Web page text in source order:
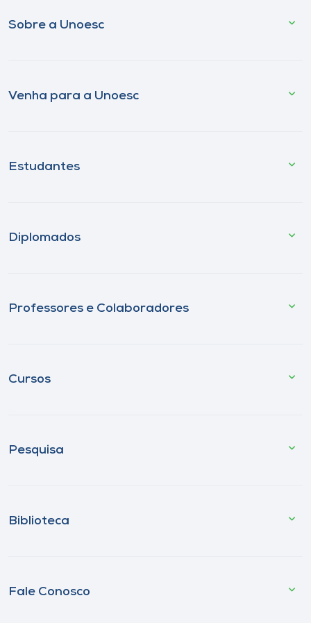
Sobre a Unoesc
Venha para a Unoesc
Estudantes
Diplomados
Professores e Colaboradores
Cursos
Pesquisa
Biblioteca
Fale Conosco